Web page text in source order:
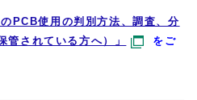
のPCB使用の判別方法、調査、分
されている方へ）」
をご